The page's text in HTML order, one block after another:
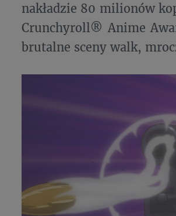
nakładzie 80 milionów
Crunchyroll® Anime
brutalne sceny walk,